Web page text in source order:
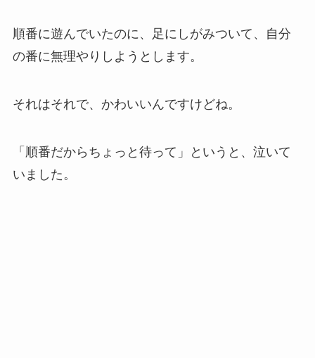
順番に遊んでいたのに、足にしがみついて、自分
の番に無理やりしようとします。
それはそれで、かわいいんですけどね。
「順番だからちょっと待って」というと、泣いて
いました。